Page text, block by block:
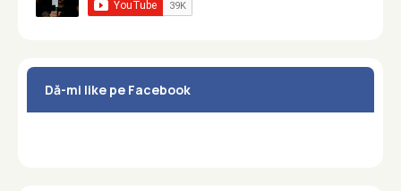
Dă-mi like pe Facebook